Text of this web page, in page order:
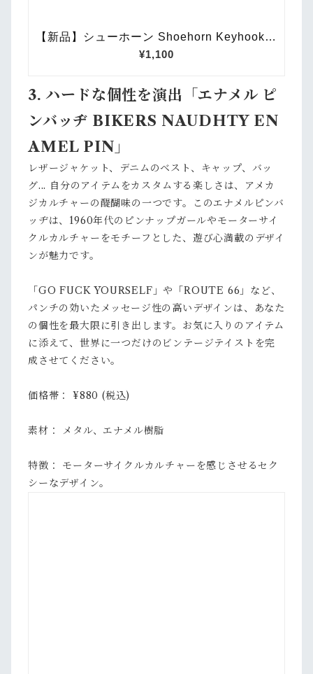
3. ハードな個性を演出「エナメル ピ
ンバッヂ BIKERS NAUDHTY EN
AMEL PIN」
レザージャケット、デニムのベスト、キャップ、バッ
グ... 自分のアイテムをカスタムする楽しさは、アメカ
ジカルチャーの醍醐味の一つです。このエナメルピンバ
ッヂは、1960年代のピンナップガールやモーターサイ
クルカルチャーをモチーフとした、遊び心満載のデザイ
ンが魅力です。
「GO FUCK YOURSELF」や「ROUTE 66」など、
パンチの効いたメッセージ性の高いデザインは、あなた
の個性を最大限に引き出します。お気に入りのアイテム
に添えて、世界に一つだけのビンテージテイストを完
成させてください。
価格帯： ¥880 (税込)
素材： メタル、エナメル樹脂
特徴： モーターサイクルカルチャーを感じさせるセク
シーなデザイン。